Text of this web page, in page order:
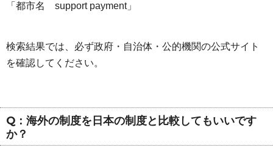
「都市名 support payment」
検索結果では、必ず政府・自治体・公的機関の公式サイト
を確認してください。
Q：海外の制度を日本の制度と比較してもいいです
か？